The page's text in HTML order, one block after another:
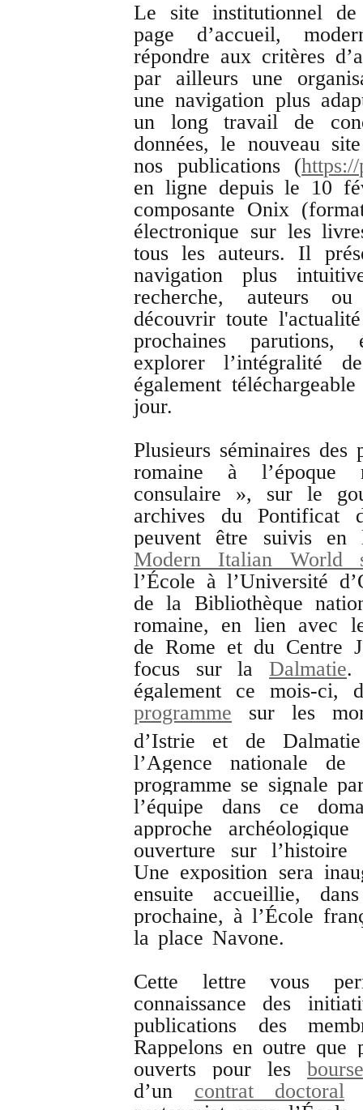
Le site institutionnel
page d’accueil,
répondre aux critères
par ailleurs une
une navigation plus
un long travail de
données, le nouveau
nos publications (
en ligne depuis le 10
composante Onix
électronique sur les
tous les auteurs. Il
navigation plus
recherche, auteurs
découvrir toute
prochaines parutions,
explorer l’intégralité
également
jour.
Plusieurs séminaires
romaine à
consulaire », sur le
archives du
peuvent être suivis
Modern Italian World
l’École àl’Université
de la Bibliothèque
romaine, en lien avec
de Rome et du Centre
focus sur laDalmatie.
également ce mois-
programme sur les
d’Istrie et de
l’Agence nationale
programme se signale
l’équipe dans ce
approche
ouverture sur
Une exposition sera
ensuite accueillie,
prochaine, à l’École
la place Navone.
Cette lettre vous
connaissance des
publications des
Rappelons en outre que
ouverts pour les
d’un contrat doctoral